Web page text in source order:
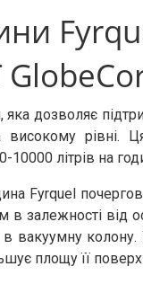
дозволяє
високому рівні.
10000 літрів на
Fyrquel
в залежності від
в вакуумну
площу її